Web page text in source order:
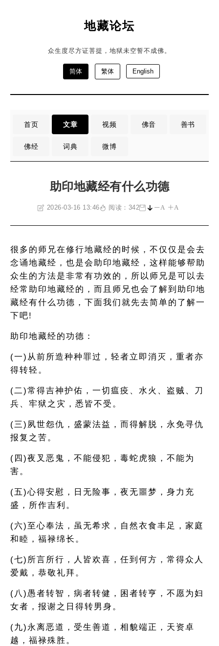
地藏论坛
众生度尽方证菩提，地狱未空誓不成佛。
简体 繁体 English
首页 文章 视频 佛音 善书
佛经 词典 微博
助印地藏经有什么功德
2026-03-16 13:46 阅读：342 A A
很多的师兄在修行地藏经的时候，不仅仅是会去
念诵地藏经，也是会助印地藏经，这样能够帮助
众生的方法是非常有功效的，所以师兄是可以去
经常助印地藏经的，而且师兄也会了解到助印地
藏经有什么功德，下面我们就先去简单的了解一
下吧!
助印地藏经的功德：
(一)从前所造种种罪过，轻者立即消灭，重者亦
得转轻。
(二)常得吉神护佑，一切瘟疫、水火、盗贼、刀
兵、牢狱之灾，悉皆不受。
(三)夙世怨仇，盛蒙法益，而得解脱，永免寻仇
报复之苦。
(四)夜叉恶鬼，不能侵犯，毒蛇虎狼，不能为
害。
(五)心得安慰，日无险事，夜无噩梦，身力充
盛，所作吉利。
(六)至心奉法，虽无希求，自然衣食丰足，家庭
和睦，福禄绵长。
(七)所言所行，人皆欢喜，任到何方，常得众人
爱戴，恭敬礼拜。
(八)愚者转智，病者转健，困者转亨，不愿为妇
女者，报谢之日得转男身。
(九)永离恶道，受生善道，相貌端正，天资卓
越，福禄殊胜。